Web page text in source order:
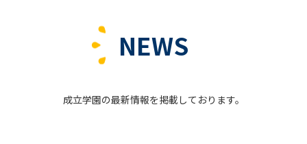
NEWS
成立学園の最新情報を掲載しております。